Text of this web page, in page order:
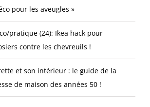
pour les aveugles »
pratique (24): Ikea hack pour
contre les chevreuils !
et son intérieur : le guide de la
de maison des années 50 !